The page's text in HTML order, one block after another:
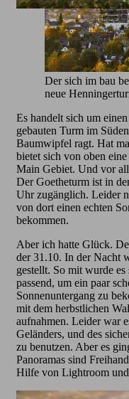
Der sich im bau
neue
Es handelt sich um
gebauten Turm im
Baumwipfel ragt. Hat
bietet sich von oben
Main Gebiet. Und vor
Der Goetheturm ist in
Uhr zugänglich. Leider
von dort einen echten
bekommen.
Aber ich hatte Glück.
der 31.10. In der Nacht
gestellt. So mit wurde
passend, um ein paar
Sonnenuntergang zu
mit dem herbstlichen
aufnahmen. Leider war
Geländers, und des
zu benutzen. Aber es
Panoramas sind
Hilfe von Lightroom und